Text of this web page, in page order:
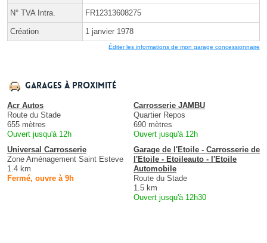
N° TVA Intra. FR12313608275
Création 1 janvier 1978
Éditer les informations de mon garage concessionnaire
Garages à proximité
Acr Autos
Route du Stade
655 mètres
Ouvert jusqu'à 12h
Carrosserie JAMBU
Quartier Repos
690 mètres
Ouvert jusqu'à 12h
Universal Carrosserie
Zone Aménagement Saint Esteve
1.4 km
Fermé, ouvre à 9h
Garage de l'Etoile - Carrosserie de
l'Etoile - Etoileauto - l'Etoile
Automobile
Route du Stade
1.5 km
Ouvert jusqu'à 12h30